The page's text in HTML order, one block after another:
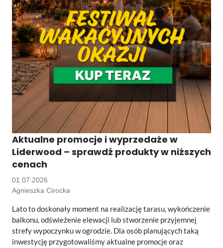
Aktualne promocje i wyprzedaże w
Liderwood – sprawdź produkty w niższych
cenach
Agnieszka Cirocka
01.07.2026
Lato to doskonały moment na realizację tarasu, wykończenie
balkonu, odświeżenie elewacji lub stworzenie przyjemnej
strefy wypoczynku w ogrodzie. Dla osób planujących taką
inwestycję przygotowaliśmy aktualne promocje oraz